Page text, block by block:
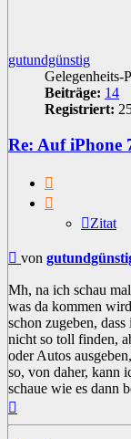
gutundgünstig
Gelegenheits-
Beiträge: 14
Registriert:
Re: Auf iPhone
Zitat
Beitrag
von
Mh, na ich schau
was da kommen
schon zugeben,
nicht so toll finden,
oder Autos
so, von daher, kann
schaue wie es dann